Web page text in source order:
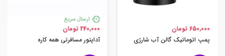
650,000 تومان
پمپ اتوماتیک گالن آب شارژی
ارسال سریع
240,000 تومان
آداپتور مسافرتی همه کاره